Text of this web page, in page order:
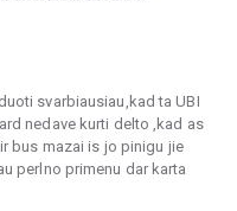
svarbiausiau,kad ta UBI
nedave kurti delto ,kad as
bus mazai is jo pinigu jie
perlno primenu dar karta